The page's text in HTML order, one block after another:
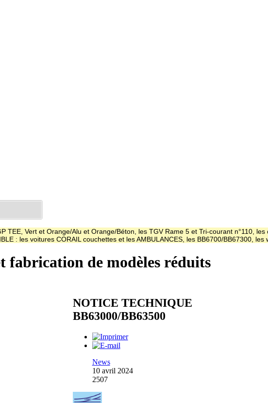
TEE, Vert et Orange/Alu et Orange/Béton, les TGV Rame 5 et Tri-courant n°110,
: les voitures CORAIL couchettes et les AMBULANCES, les BB6700/BB67300, les
fabrication de modèles réduits
NOTICE TECHNIQUE
BB63000/BB63500
News
10 avril 2024
2507